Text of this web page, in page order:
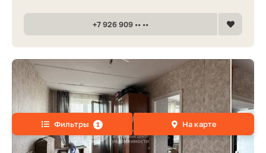
+7 926 909 •• ••
Фильтры 1 На карте